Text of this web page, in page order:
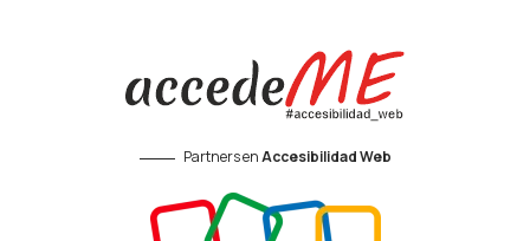
Partners enAccesibilidad Web